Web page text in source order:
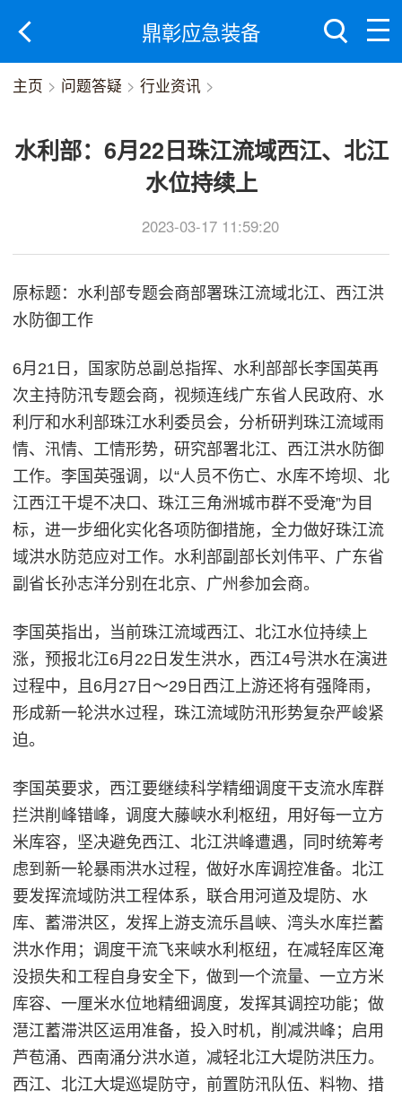
鼎彰应急装备
主页 > 问题答疑 > 行业资讯 >
水利部：6月22日珠江流域西江、北江
水位持续上
2023-03-17 11:59:20
原标题：水利部专题会商部署珠江流域北江、西江洪
水防御工作
6月21日，国家防总副总指挥、水利部部长李国英再
次主持防汛专题会商，视频连线广东省人民政府、水
利厅和水利部珠江水利委员会，分析研判珠江流域雨
情、汛情、工情形势，研究部署北江、西江洪水防御
工作。李国英强调，以“人员不伤亡、水库不垮坝、北
江西江干堤不决口、珠江三角洲城市群不受淹”为目
标，进一步细化实化各项防御措施，全力做好珠江流
域洪水防范应对工作。水利部副部长刘伟平、广东省
副省长孙志洋分别在北京、广州参加会商。
李国英指出，当前珠江流域西江、北江水位持续上
涨，预报北江6月22日发生洪水，西江4号洪水在演进
过程中，且6月27日～29日西江上游还将有强降雨，
形成新一轮洪水过程，珠江流域防汛形势复杂严峻紧
迫。
李国英要求，西江要继续科学精细调度干支流水库群
拦洪削峰错峰，调度大藤峡水利枢纽，用好每一立方
米库容，坚决避免西江、北江洪峰遭遇，同时统筹考
虑到新一轮暴雨洪水过程，做好水库调控准备。北江
要发挥流域防洪工程体系，联合用河道及堤防、水
库、蓄滞洪区，发挥上游支流乐昌峡、湾头水库拦蓄
洪水作用；调度干流飞来峡水利枢纽，在减轻库区淹
没损失和工程自身安全下，做到一个流量、一立方米
库容、一厘米水位地精细调度，发挥其调控功能；做
潖江蓄滞洪区运用准备，投入时机，削减洪峰；启用
芦苞涌、西南涌分洪水道，减轻北江大堤防洪压力。
西江、北江大堤巡堤防守，前置防汛队伍、料物、措